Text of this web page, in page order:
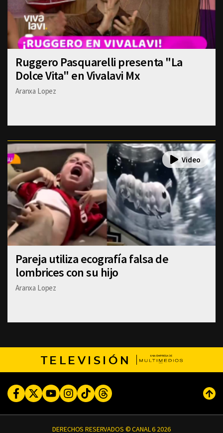
Ruggero Pasquarelli presenta "La
Dolce Vita" en Vivalavi Mx
Aranxa Lopez
Pareja utiliza ecografía falsa de
lombrices con su hijo
Aranxa Lopez
TELEVISIÓN
FacebookTwitterYoutubeInstagram
TikTokThreads
DERECHOS RESERVADOS © CANAL 6 2026